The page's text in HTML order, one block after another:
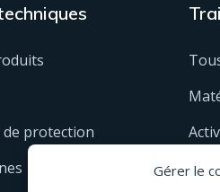
Gérer le
de protection
Eau